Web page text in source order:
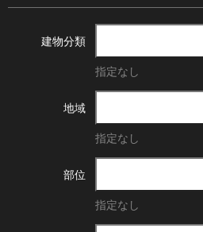
建物分類
指定なし
地域
指定なし
部位
指定なし